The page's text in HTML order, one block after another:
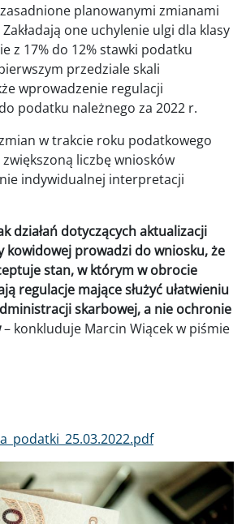
planowanymi zmianami
one uchylenie ulgi dla klasy
z 17% do 12% stawki podatku
przedziale skali
wprowadzenie regulacji
podatku należnego za 2022 r.
w trakcie roku podatkowego
zwiększoną liczbę wniosków
indywidualnej interpretacji
działań dotyczących aktualizacji
kowidowej prowadzi do wniosku, że
stan, w którym w obrocie
regulacje mające służyć ułatwieniu
skarbowej, a nie ochronie
– konkluduje Marcin Wiącek w piśmie